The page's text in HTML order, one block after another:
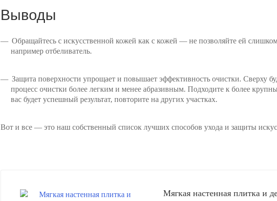
Выводы
Обращайтесь с искусственной кожей как с кожей — не позволяйте ей
например отбеливатель.
Защита поверхности упрощает и повышает эффективность очистки. Сверху
процесс очистки более легким и менее абразивным. Подходите к более
вас будет успешный результат, повторите на других участках.
Вот и все — это наш собственный список лучших способов ухода и защиты
Мягкая настенная плитка и